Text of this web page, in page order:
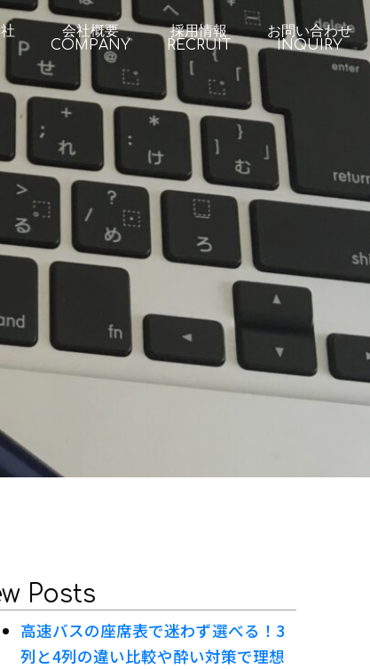
会社概要
COMPANY
採用情報
RECRUIT
お問い合わせ
INQUIRY
Posts
高速バスの座席表で迷わず選べる！3
列と4列の違い比較や酔い対策で理想